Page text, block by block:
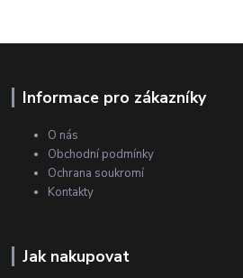
Informace pro zákazníky
O nás
Obchodní podmínky
Ochrana soukromí
Kontakty
Jak nakupovat